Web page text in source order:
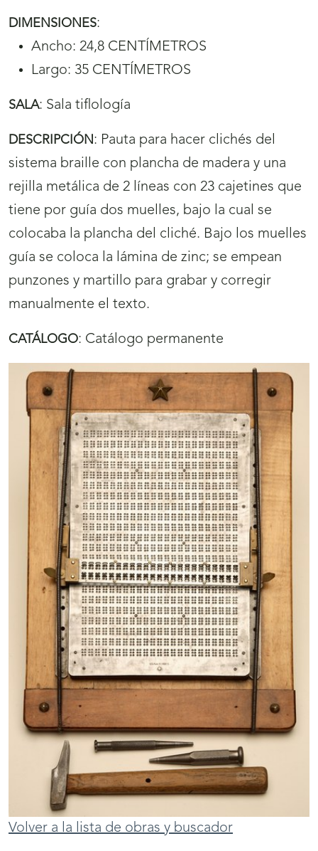
DIMENSIONES:
Ancho: 24,8 CENTÍMETROS
Largo: 35 CENTÍMETROS
SALA: Sala tiflología
DESCRIPCIÓN: Pauta para hacer clichés del
sistema braille con plancha de madera y una
rejilla metálica de 2 líneas con 23 cajetines que
tiene por guía dos muelles, bajo la cual se
colocaba la plancha del cliché. Bajo los muelles
guía se coloca la lámina de zinc; se empean
punzones y martillo para grabar y corregir
manualmente el texto.
CATÁLOGO: Catálogo permanente
Volver a la lista de obras y buscador